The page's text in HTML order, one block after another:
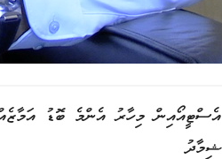
އެސްޓީއޯއިން މިހާރު އެންމެ ބޮޑު
ޝިމާދު